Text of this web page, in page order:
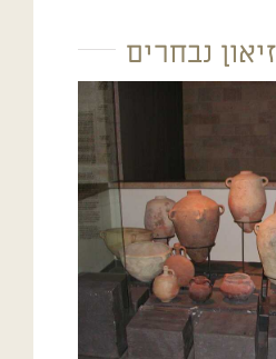
נבחרים